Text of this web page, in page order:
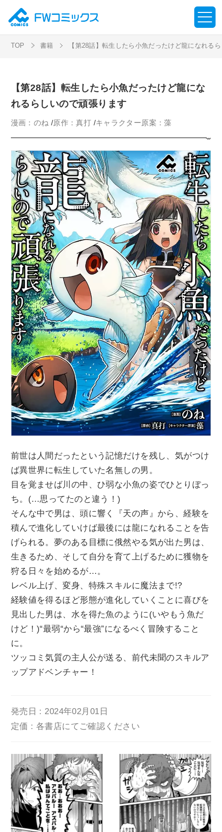
TOP 書籍 【第28話】転生したら小魚だったけど龍になれる
【第28話】転生したら小魚だったけど龍にな
れるらしいので頑張ります
漫画：のね /原作：真打 /キャラクター原案：藻
前世は人間だったという記憶だけを残し、気がつけ
ば異世界に転生していた名無しの男。
目を覚ませば川の中、ひ弱な小魚の姿でひとりぼっ
ち。(…思ってたのと違う！)
そんな中で男は、頭に響く『天の声』から、経験を
積んで進化していけば最後には龍になれることを告
げられる。夢のある目標に俄然やる気が出た男は、
生きるため、そして自分を育て上げるために獲物を
狩る日々を始めるが…。
レベル上げ、変身、特殊スキルに魔法まで!?
経験値を得るほど形態が進化していくことに喜びを
見出した男は、水を得た魚のように(いやもう魚だ
けど！)“最弱“から“最強”になるべく冒険すること
に。
ツッコミ気質の主人公が送る、前代未聞のスキルア
ップアドベンチャー！
発売日 : 2024年02月01日
定価 : 各書店にてご確認ください